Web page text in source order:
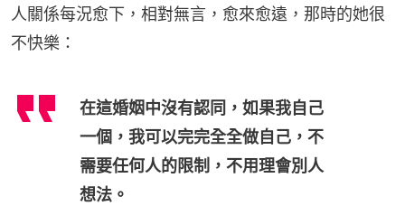
人關係每況愈下，相對無言，愈來愈遠，那時的她很
不快樂：
在這婚姻中沒有認同，如果我自己
一個，我可以完完全全做自己，不
需要任何人的限制，不用理會別人
想法。